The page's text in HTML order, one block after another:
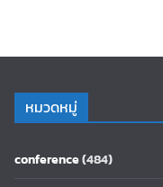
หมวดหมู่
conference(484)